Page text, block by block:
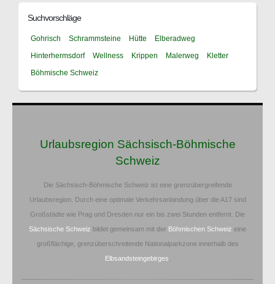
Suchvorschläge
Gohrisch Schrammsteine Hütte
Elberadweg
Hinterhermsdorf
Wellness Krippen Malerweg
Kletter
Böhmische Schweiz
Urlaubsregion Sächsisch-Böhmische
Schweiz
Die Sächsisch-Böhmische Schweiz ist eine grenzübergreifende
Urlaubsregion. Durch eine optimale Verkehrsanbindung über die A17 sind
Großstädte wie Prag und Dresden nur ein bis zwei Stunden entfernt. Die
Sächsische Schweiz bildet gemeinsam mit der Böhmischen Schweiz eine
großflächige, grenzüberschreitende Nationalparkzone innerhalb des
Elbsandsteingebirges